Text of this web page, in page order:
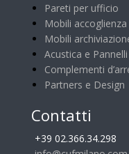
Pareti per ufficio
Mobili accoglienza
Mobili
Acustica e
Complementi
Partners e Design
Contatti
+39 02.366.34.298